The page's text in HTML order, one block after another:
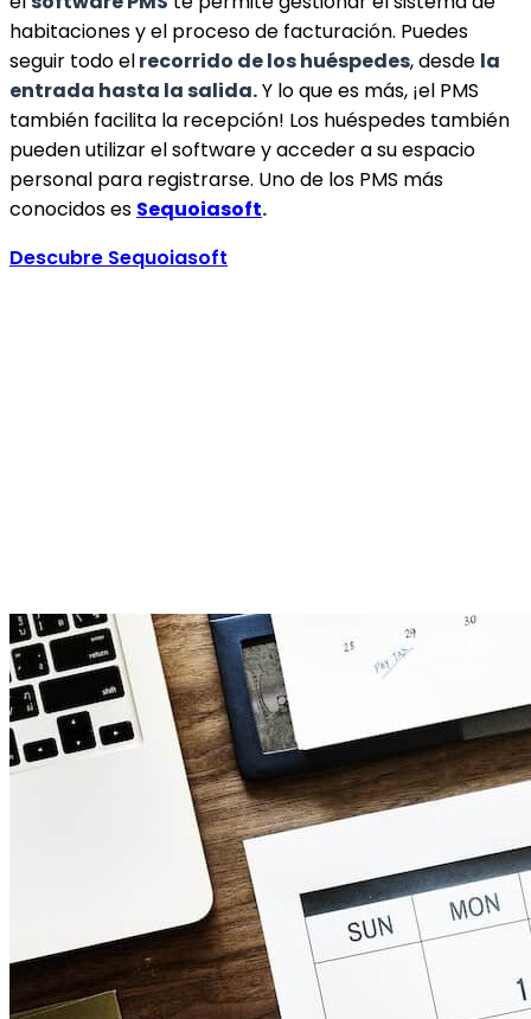
habitaciones y el proceso de facturación. Puedes
seguir todo elrecorrido de los huéspedes, desde la
entrada hasta la salida.Y lo que es más, ¡el PMS
también facilita la recepción! Los huéspedes también
pueden utilizar el software y acceder a su espacio
personal para registrarse. Uno de los PMS más
conocidos es Sequoiasoft.
Descubre Sequoiasoft